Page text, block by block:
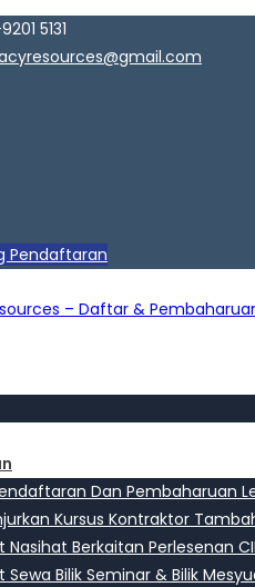
5131
Pendaftaran
Dan Pembaharuan
Kursus Kontraktor
Nasihat Berkaitan Perlesenan
Sewa Bilik Seminar & Bilik